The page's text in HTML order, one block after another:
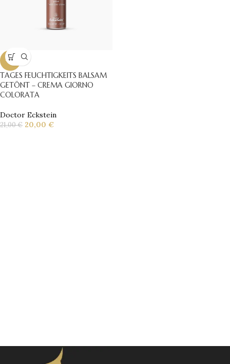
-5%
TAGES FEUCHTIGKEITS BALSAM
GETÖNT – CREMA GIORNO
COLORATA
Doctor Eckstein
21,00€ 20,00 €